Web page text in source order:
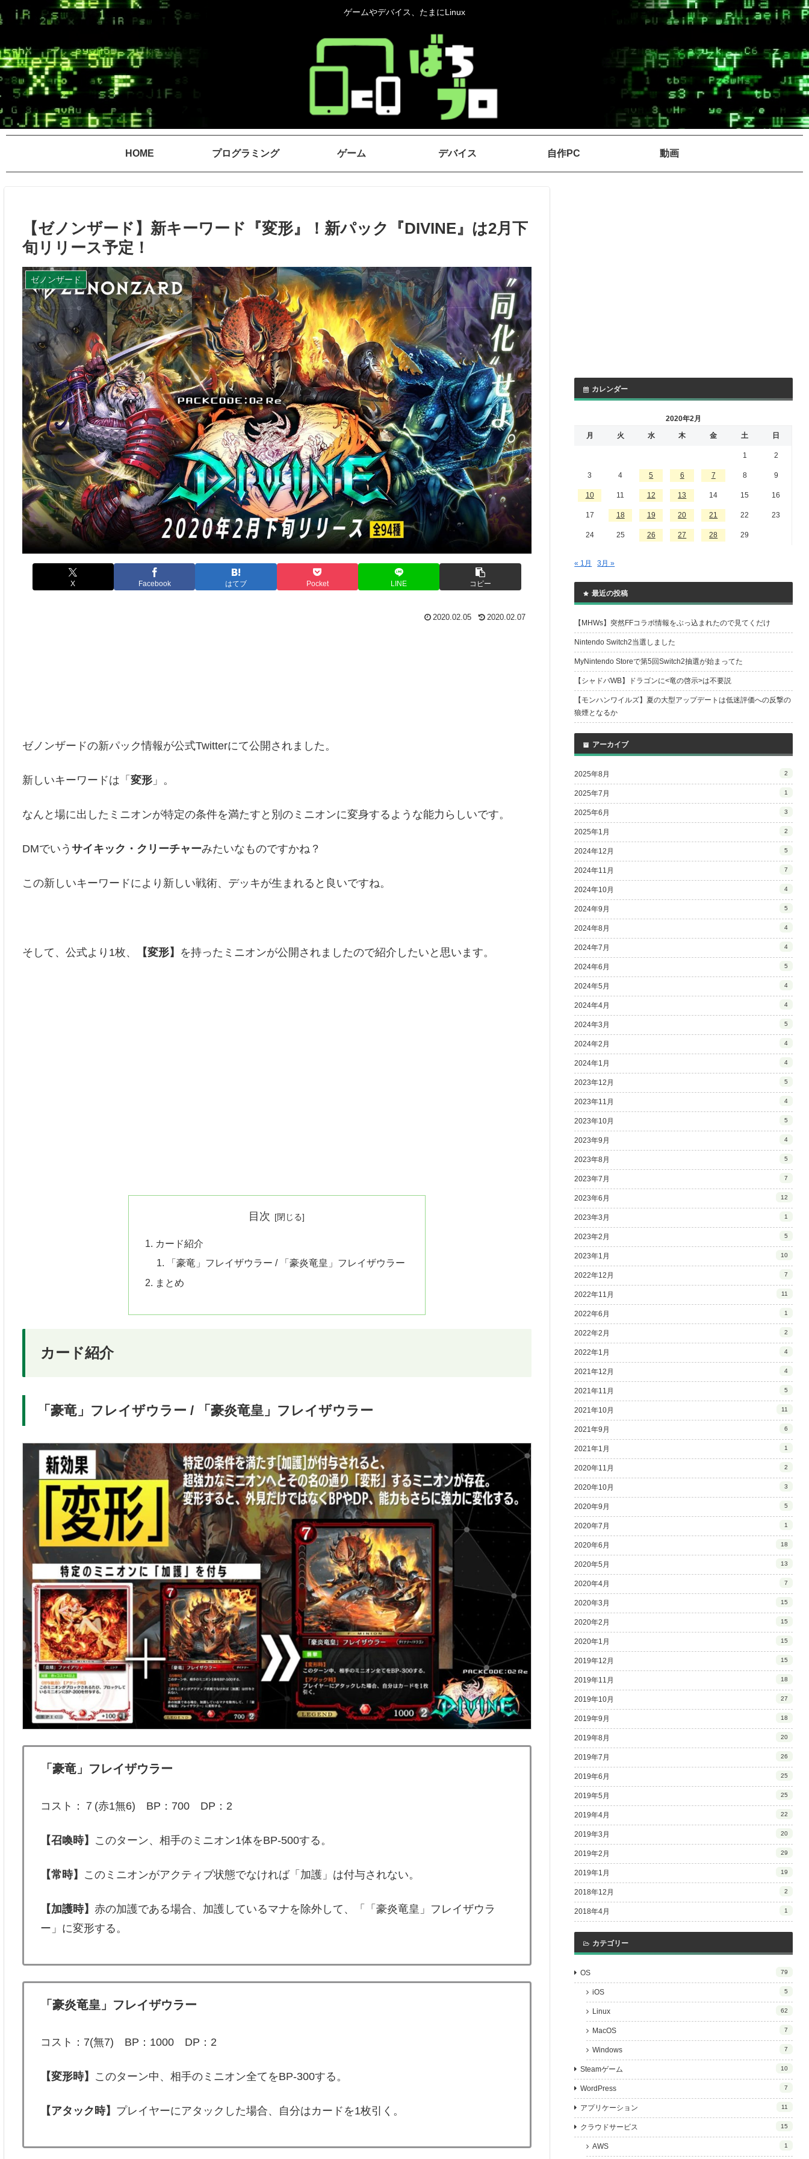
ゲームやデバイス、たまにLinux
HOME プログラミング ゲーム デバイス 自作PC 動画
【ゼノンザード】新キーワード『変形』！新パック『DIVINE』は2月下
旬リリース予定！
ゼノンザード
X Facebook はてブ Pocket LINE コピー
2020.02.05 2020.02.07
ゼノンザードの新パック情報が公式Twitterにて公開されました。
新しいキーワードは「 変形」。
なんと場に出したミニオンが特定の条件を満たすと別のミニオンに変身するような能力らしいです。
DMでいう サイキック・クリーチャーみたいなものですかね？
この新しいキーワードにより新しい戦術、デッキが生まれると良いですね。
そして、公式より1枚、 【変形】 を持ったミニオンが公開されましたので紹介したいと思います。
目次
カード紹介
「豪竜」フレイザウラー / 「豪炎竜皇」フレイザウラー
まとめ
カード紹介
「豪竜」フレイザウラー / 「豪炎竜皇」フレイザウラー
「豪竜」フレイザウラー
コスト：７(赤1無6) BP：700 DP：2
【召喚時】 このターン、相手のミニオン1体をBP-500する。
【常時】 このミニオンがアクティブ状態でなければ「加護」は付与されない。
【加護時】 赤の加護である場合、加護しているマナを除外して、「「豪炎竜皇」フレイザウラ
ー」に変形する。
「豪炎竜皇」フレイザウラー
コスト：7(無7) BP：1000 DP：2
【変形時】 このターン中、相手のミニオン全てをBP-300する。
【アタック時】 プレイヤーにアタックした場合、自分はカードを1枚引く。
カレンダー
2020年2月
月
火 水 木 金 土 日
1 2
3 4 5 6 7 8 9
10 11 12 13 14 15 16
17 18 19 20 21 22 23
24 25 26 27 28 29
« 1月 3月 »
最近の投稿
【MHWs】突然FFコラボ情報をぶっ込まれたので見てくだけ
Nintendo Switch2当選しました
MyNintendo Storeで第5回Switch2抽選が始まってた
【シャドバWB】ドラゴンに<竜の啓示>は不要説
【モンハンワイルズ】夏の大型アップデートは低迷評価への反撃の
狼煙となるか
アーカイブ
2025年8月 2
2025年7月 1
2025年6月 3
2025年1月 2
2024年12月 5
2024年11月 7
2024年10月 4
2024年9月 5
2024年8月 4
2024年7月 4
2024年6月 5
2024年5月 4
2024年4月 4
2024年3月 5
2024年2月 4
2024年1月 4
2023年12月 5
2023年11月 4
2023年10月 5
2023年9月 4
2023年8月 5
2023年7月 7
2023年6月 12
2023年3月 1
2023年2月 5
2023年1月 10
2022年12月 7
2022年11月 11
2022年6月 1
2022年2月 2
2022年1月 4
2021年12月 4
2021年11月 5
2021年10月 11
2021年9月 6
2021年1月 1
2020年11月 2
2020年10月 3
2020年9月 5
2020年7月 1
2020年6月 18
2020年5月 13
2020年4月 7
2020年3月 15
2020年2月 15
2020年1月 15
2019年12月 15
2019年11月 18
2019年10月 27
2019年9月 18
2019年8月 20
2019年7月 26
2019年6月 25
2019年5月 25
2019年4月 22
2019年3月 20
2019年2月 29
2019年1月 19
2018年12月 2
2018年4月 1
カテゴリー
OS 79
iOS 5
Linux 62
MacOS 7
Windows 7
Steamゲーム 10
WordPress 7
アプリケーション 11
クラウドサービス 15
AWS 1